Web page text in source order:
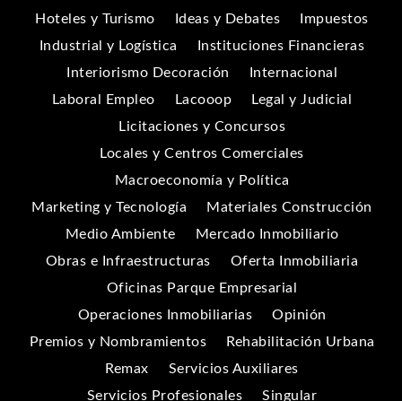
Hoteles y Turismo
Ideas y Debates
Impuestos
Industrial y Logística
Instituciones Financieras
Interiorismo Decoración
Internacional
Laboral Empleo
Lacooop
Legal y Judicial
Licitaciones y Concursos
Locales y Centros Comerciales
Macroeconomía y Política
Marketing y Tecnología
Materiales Construcción
Medio Ambiente
Mercado Inmobiliario
Obras e Infraestructuras
Oferta Inmobiliaria
Oficinas Parque Empresarial
Operaciones Inmobiliarias
Opinión
Premios y Nombramientos
Rehabilitación Urbana
Remax
Servicios Auxiliares
Servicios Profesionales
Singular